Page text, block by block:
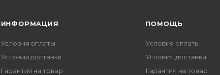
ИНФОРМАЦИЯ
Условия оплаты
Условия доставки
Гарантия на товар
ПОМОЩЬ
Условия оплаты
Условия доставки
Гарантия на товар